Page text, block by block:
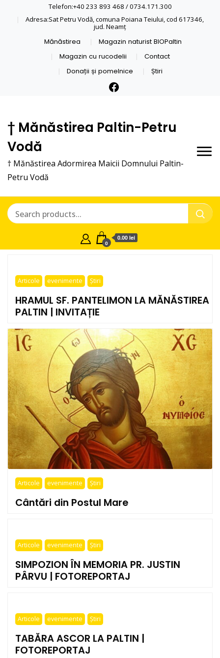
Telefon:+40 233 893 468 / 0734.171.300
Adresa:Sat Petru Vodă, comuna Poiana Teiului, cod 617346,
jud. Neamţ
Mănăstirea
Magazin naturist BIOPaltin
Magazin cu rucodelii
Contact
Donații și pomelnice
Știri
† Mănăstirea Paltin-Petru
Vodă
† Mănăstirea Adormirea Maicii Domnului Paltin-
Petru Vodă
0
0.00 lei
Articole evenimente Știri
HRAMUL SF. PANTELIMON LA MĂNĂSTIREA
PALTIN | INVITAȚIE
Articole evenimente Știri
Cântări din Postul Mare
Articole evenimente Știri
SIMPOZION ÎN MEMORIA PR. JUSTIN
PÂRVU | FOTOREPORTAJ
Articole evenimente Știri
TABĂRA ASCOR LA PALTIN |
FOTOREPORTAJ